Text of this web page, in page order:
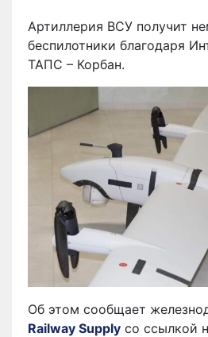
Артиллерия ВСУ получит
беспилотники благодаря
ТАПС – Корбан.
Об этом сообщает
Railway Supply со ссылкой